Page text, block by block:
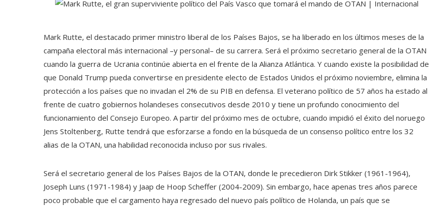
Mark Rutte, el destacado primer ministro liberal de los Países Bajos, se ha liberado en los últimos meses de la
campaña electoral más internacional –y personal– de su carrera. Será el próximo secretario general de la OTAN
cuando la guerra de Ucrania continúe abierta en el frente de la Alianza Atlántica. Y cuando existe la posibilidad de
que Donald Trump pueda convertirse en presidente electo de Estados Unidos el próximo noviembre, elimina la
protección a los países que no invadan el 2% de su PIB en defensa. El veterano político de 57 años ha estado al
frente de cuatro gobiernos holandeses consecutivos desde 2010 y tiene un profundo conocimiento del
funcionamiento del Consejo Europeo. A partir del próximo mes de octubre, cuando impidió el éxito del noruego
Jens Stoltenberg, Rutte tendrá que esforzarse a fondo en la búsqueda de un consenso político entre los 32
alias de la OTAN, una habilidad reconocida incluso por sus rivales.
Será el secretario general de los Países Bajos de la OTAN, donde le precedieron Dirk Stikker (1961-1964),
Joseph Luns (1971-1984) y Jaap de Hoop Scheffer (2004-2009). Sin embargo, hace apenas tres años parece
poco probable que el cargamento haya regresado del nuevo país político de Holanda, un país que se